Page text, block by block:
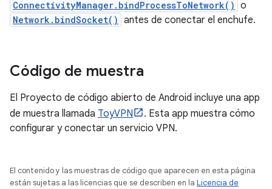
ConnectivityManager.bindProcessToNetwork() o
Network.bindSocket() antes de conectar el enchufe.
Código de muestra
El Proyecto de código abierto de Android incluye una app
de muestra llamada ToyVPN
. Esta app muestra cómo
configurar y conectar un servicio VPN.
El contenido y las muestras de código que aparecen en esta página
están sujetas a las licencias que se describen en la Licencia de